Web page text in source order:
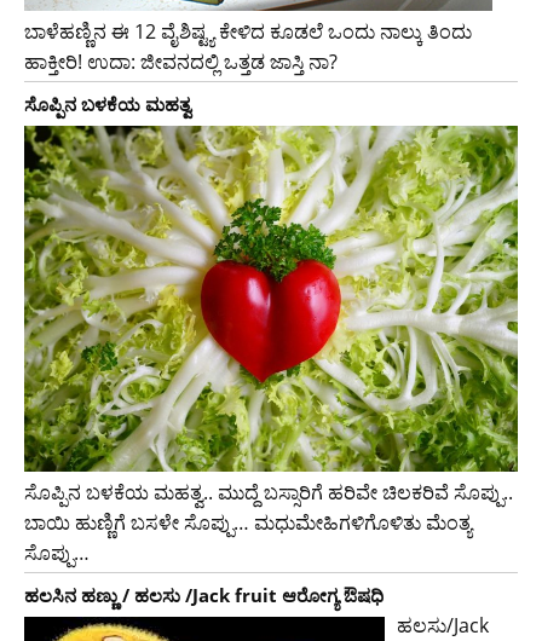
ಬಾಳೆಹಣ್ಣಿನ ಈ 12 ವೈಶಿಷ್ಟ್ಯ ಕೇಳಿದ ಕೂಡಲೆ ಒಂದು ನಾಲ್ಕು ತಿಂದು
ಹಾಕ್ತೀರಿ! ಉದಾ: ಜೀವನದಲ್ಲಿ ಒತ್ತಡ ಜಾಸ್ತಿ ನಾ?
ಸೊಪ್ಪಿನ ಬಳಕೆಯ ಮಹತ್ವ
ಸೊಪ್ಪಿನ ಬಳಕೆಯ ಮಹತ್ವ.. ಮುದ್ದೆ ಬಸ್ಸಾರಿಗೆ ಹರಿವೇ ಚಿಲಕರಿವೆ ಸೊಪ್ಪು..
ಬಾಯಿ ಹುಣ್ಣಿಗೆ ಬಸಳೇ ಸೊಪ್ಪು… ಮಧುಮೇಹಿಗಳಿಗೊಳಿತು ಮೆಂತ್ಯ
ಸೊಪ್ಪು…
ಹಲಸಿನ ಹಣ್ಣು / ಹಲಸು /Jack fruit ಆರೋಗ್ಯ ಔಷಧಿ
ಹಲಸು/Jack